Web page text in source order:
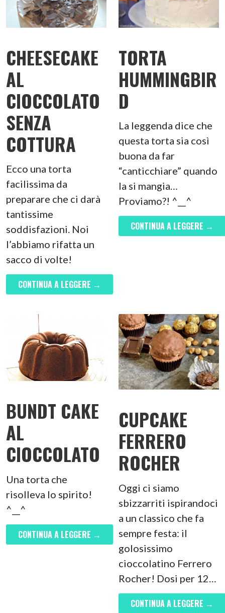
CHEESECAKE
AL
CIOCCOLATO
SENZA
COTTURA
Ecco una torta
facilissima da
preparare che ci darà
tantissime
soddisfazioni. Noi
l’abbiamo rifatta un
sacco di volte!
CONTINUA A LEGGERE →
TORTA
HUMMINGBIR
D
La leggenda dice che
questa torta sia così
buona da far
“canticchiare” quando
la si mangia…
Proviamo?! ^__^
CONTINUA A LEGGERE →
BUNDT CAKE
AL
CIOCCOLATO
Una torta che
risolleva lo spirito!
^__^
CONTINUA A LEGGERE →
CUPCAKE
FERRERO
ROCHER
Oggi ci siamo
sbizzarriti ispirandoci
a un classico che fa
sempre festa: il
golosissimo
cioccolatino Ferrero
Rocher! Dosi per 12…
CONTINUA A LEGGERE →